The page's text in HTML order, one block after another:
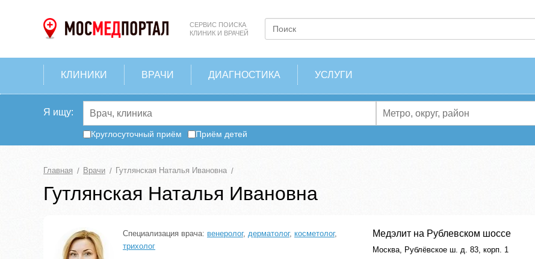
СЕРВИС ПОИСКА
КЛИНИК И ВРАЧЕЙ
КЛИНИКИ ВРАЧИ ДИАГНОСТИКА УСЛУГИ
Я ищу:
Круглосуточный приём Приём детей
Главная Врачи Гутлянская Наталья Ивановна
Гутлянская Наталья Ивановна
Специализация врача: венеролог, дерматолог, косметолог,
трихолог
Медэлит на Рублевском шоссе
Москва, Рублёвское ш. д. 83, корп. 1